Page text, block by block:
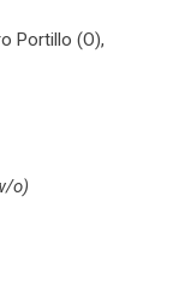
Portillo (O),
o)